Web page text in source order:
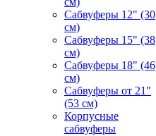
Сабвуферы 12" (30
см)
Сабвуферы 15" (38
см)
Сабвуферы 18" (46
см)
Сабвуферы от 21"
(53 см)
Корпусные
сабвуферы